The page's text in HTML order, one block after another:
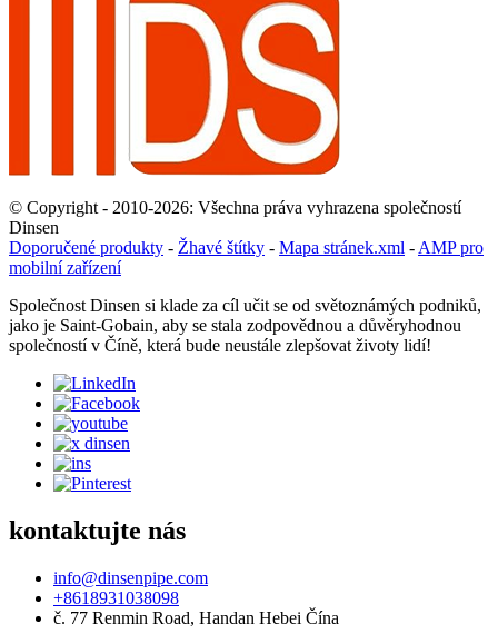
© Copyright - 2010-2026: Všechna práva vyhrazena společností
Dinsen
Doporučené produkty - Žhavé štítky - Mapa stránek.xml - AMP pro
mobilní zařízení
Společnost Dinsen si klade za cíl učit se od světoznámých podniků,
jako je Saint-Gobain, aby se stala zodpovědnou a důvěryhodnou
společností v Číně, která bude neustále zlepšovat životy lidí!
kontaktujte nás
info@dinsenpipe.com
+8618931038098
č. 77 Renmin Road, Handan Hebei Čína